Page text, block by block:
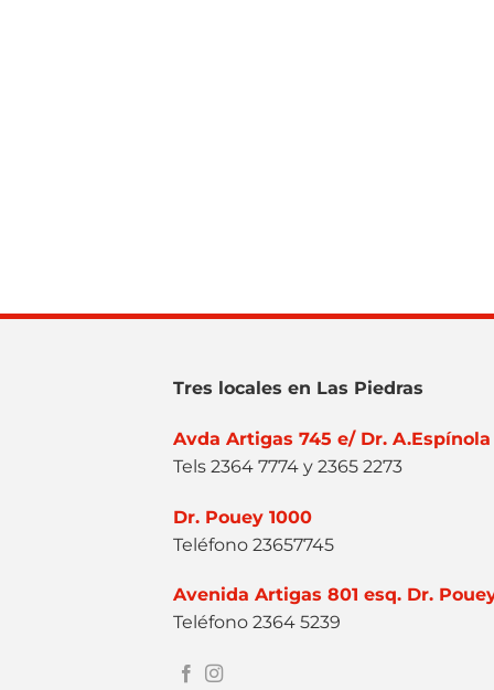
Tres locales en Las Piedras
Avda Artigas 745 e/ Dr. A.Espínola
Tels 2364 7774 y 2365 2273
Dr. Pouey 1000
Teléfono 23657745
Avenida Artigas 801 esq. Dr.
Teléfono 2364 5239